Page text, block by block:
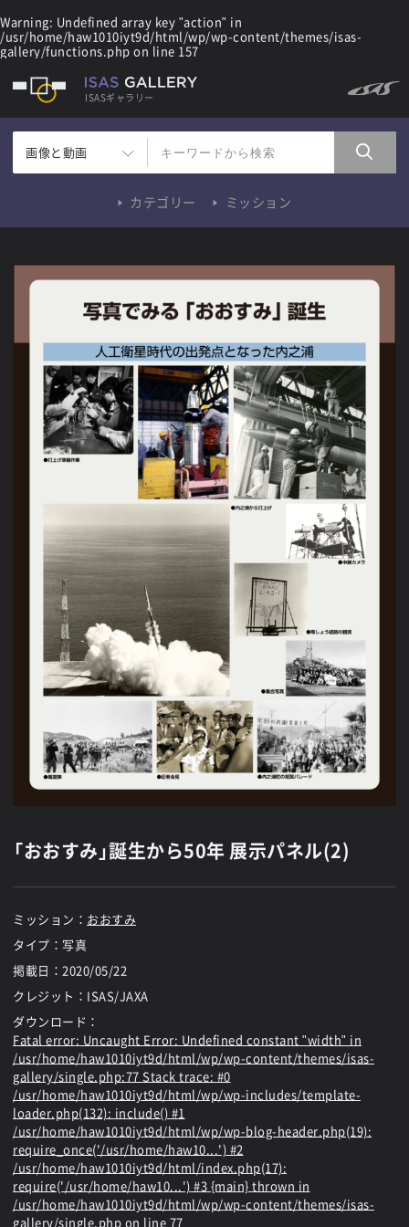
Warning: Undefined array key "action" in
/usr/home/haw1010iyt9d/html/wp/wp-content/themes/isas-
gallery/functions.php on line 157
ISASギャラリー
画像と動画
カテゴリー ミッション
「おおすみ」誕生から50年 展示パネル(2)
ミッション： おおすみ
タイプ：写真
掲載日： 2020/05/22
クレジット：ISAS/JAXA
ダウンロード：
Fatal error: Uncaught Error: Undefined constant "width" in
/usr/home/haw1010iyt9d/html/wp/wp-content/themes/isas-
gallery/single.php:77 Stack trace: #0
/usr/home/haw1010iyt9d/html/wp/wp-includes/template-
loader.php(132): include() #1
/usr/home/haw1010iyt9d/html/wp/wp-blog-header.php(19):
require_once('/usr/home/haw10...') #2
/usr/home/haw1010iyt9d/html/index.php(17):
require('/usr/home/haw10...') #3 {main} thrown in
/usr/home/haw1010iyt9d/html/wp/wp-content/themes/isas-
gallery/single.php on line 77